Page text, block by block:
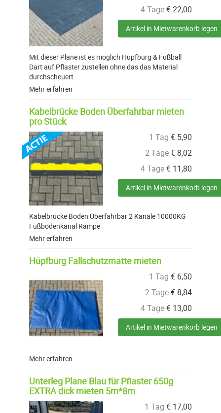
4 Tage€22,00
Artikel in Mietwarenkorb legen
Mit dieser Plane ist es möglich Hüpfburg & Fußball
Dart auf Pflaster zustellen ohne das das Material
durchscheuert.
Mehr erfahren
Kabelbrücke Boden Überfahrbar mieten
pro Stück
1 Tag € 5,90
2 Tage€ 8,02
4 Tage€ 11,80
Artikel in Mietwarenkorb legen
Kabelbrücke Boden Überfahrbar 2 Kanäle 10000KG
Fußbodenkanal Rampe
Mehr erfahren
Hüpfburg Fallschutzmatte mieten
1 Tag € 6,50
2 Tage€ 8,84
4 Tage€ 13,00
Artikel in Mietwarenkorb legen
Mehr erfahren
Unterleg Plane Blau für Pflaster 650g
EXTRA dick mieten 5m*8m
1 Tag € 17,00